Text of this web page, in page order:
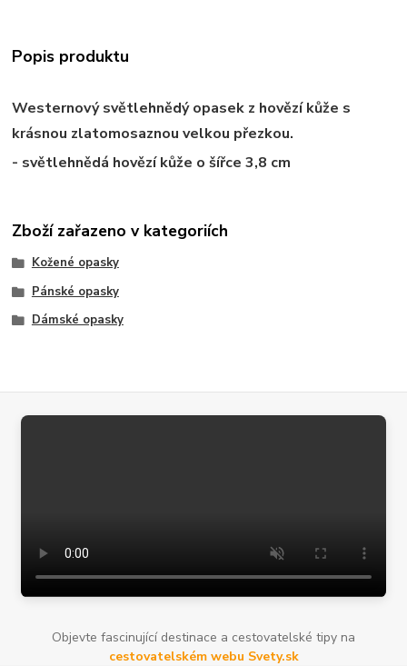
Popis produktu
Westernový světlehnědý opasek z hovězí kůže s
krásnou zlatomosaznou velkou přezkou.
- světlehnědá hovězíkůže o šířce 3,8 cm
Zboží zařazeno v kategoriích
Kožené opasky
Pánské opasky
Dámské opasky
Objevte fascinující destinace a cestovatelské tipy na
cestovatelském webu Svety.sk